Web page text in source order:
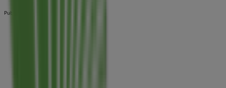
Publicidad